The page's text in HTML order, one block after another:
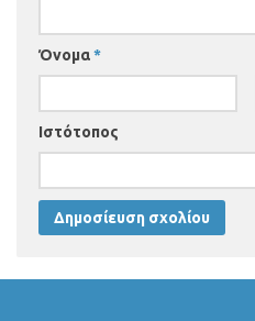
Όνομα*
Ιστότοπος